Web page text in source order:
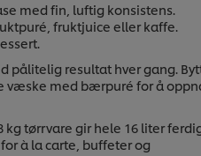
med fin, luftig konsistens.
fruktjuice eller kaffe.
pålitelig resultat hver gang.
væske med bærpuré for å
kg tørrvare gir hele 16 liter
à la carte, buffeter og